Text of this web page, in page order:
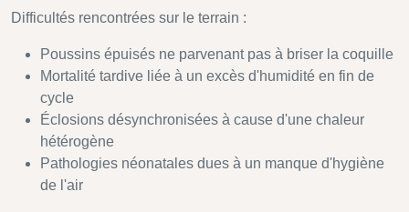
Difficultés rencontrées sur le terrain :
Poussins épuisés ne parvenant pas à briser la coquille
Mortalité tardive liée à un excès d'humidité en fin de
cycle
Éclosions désynchronisées à cause d'une chaleur
hétérogène
Pathologies néonatales dues à un manque d'hygiène
de l'air